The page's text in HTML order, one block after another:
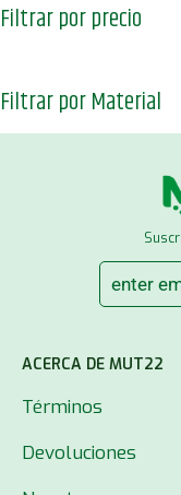
Filtrar por precio
Filtrar por Material
ACERCA DE MUT22
Términos
Devoluciones